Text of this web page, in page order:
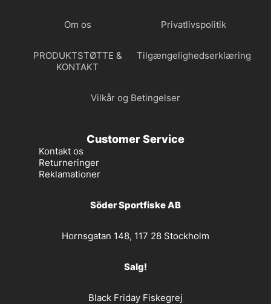
Om os Privatlivspolitik
PRODUKTSTØTTE &
KONTAKT
Tilgængelighedserklæring
Vilkår og Betingelser
Customer Service
Kontakt os
Returneringer
Reklamationer
Söder Sportfiske AB
Hornsgatan 148, 117 28 Stockholm
Salg!
Black Friday Fiskegrej